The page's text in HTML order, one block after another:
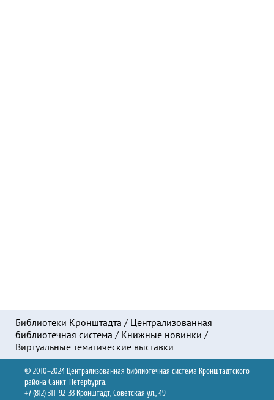
Библиотеки Кронштадта / Централизованная
библиотечная система / Книжные новинки /
Виртуальные тематические выставки
© 2010–2024 Централизованная библиотечная система Кронштадтского
района Санкт-Петербурга.
+7 (812) 311-92-33 Кронштадт, Советская ул., 49